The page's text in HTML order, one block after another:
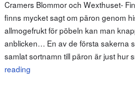
Cramers Blommor och Wexthuset-
finns mycket sagt om päron genom
allmogefrukt för pöbeln kan man
anblicken… En av de första sakerna
samlat sortnamn till päron är just hur
reading